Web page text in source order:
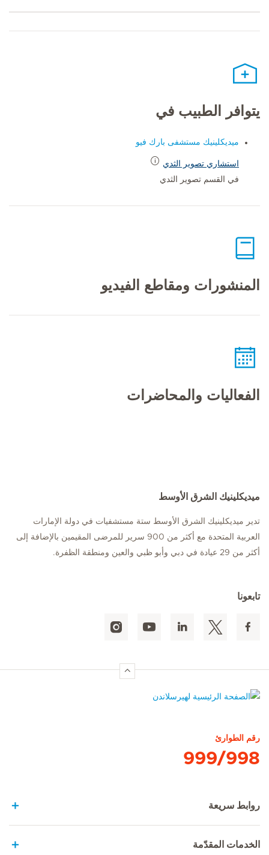
يتوافر الطبيب في
ميديكلينيك مستشفى بارك فيو
استشاري تصوير الثدي
في القسم تصوير الثدي
المنشورات ومقاطع الفيديو
الفعاليات والمحاضرات
ميديكلينيك الشرق الأوسط
تدير ميديكلينيك الشرق الأوسط ستة مستشفيات في دولة الإمارات
العربية المتحدة مع أكثر من 900 سرير للمرضى المقيمين بالإضافة إلى
أكثر من 29 عيادة في دبي وأبو ظبي والعين ومنطقة الظفرة.
تابعونا
رقم الطوارئ
999/998
روابط سريعة
الخدمات المقدّمة